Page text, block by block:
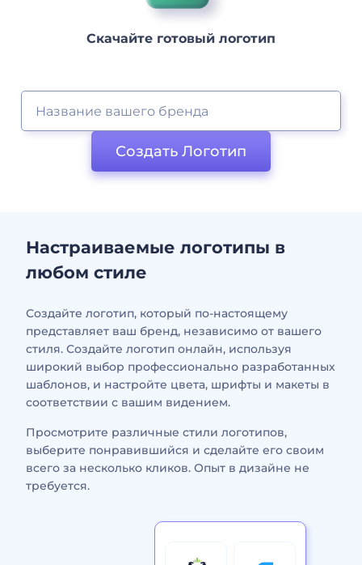
Скачайте готовый логотип
Создать Логотип
Настраиваемые логотипы в
любом стиле
Создайте логотип, который по-настоящему
представляет ваш бренд, независимо от вашего
стиля. Создайте логотип онлайн, используя
широкий выбор профессионально разработанных
шаблонов, и настройте цвета, шрифты и макеты в
соответствии с вашим видением.
Просмотрите различные стили логотипов,
выберите понравившийся и сделайте его своим
всего за несколько кликов. Опыт в дизайне не
требуется.